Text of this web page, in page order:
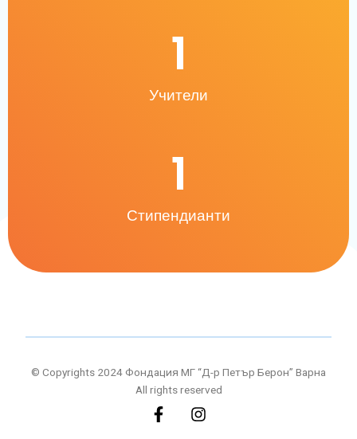
Учители
1
Стипендианти
1
© Copyrights 2024 Фондация МГ “Д-р Петър Берон” Варна
All rights reserved